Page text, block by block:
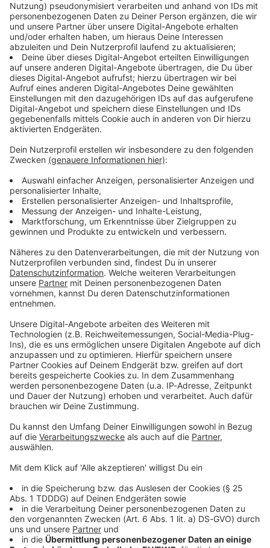
Immer auf dem Laufenden
bleiben!
Verpass' nichts mehr - mit unserem kostenlosen
ANTENNE BAYERN Newsletter. Ob Nachrichten,
Lifestyle oder unsere neuesten Aktionen - wir
informieren dich.
Zum Newsletter anmelden
Du möchtest uns etwas sagen?
Studio Hotline
Kontaktformular
Sprachnachricht
© dpa-infocom, dpa:260526-930-132744/1
Bayern